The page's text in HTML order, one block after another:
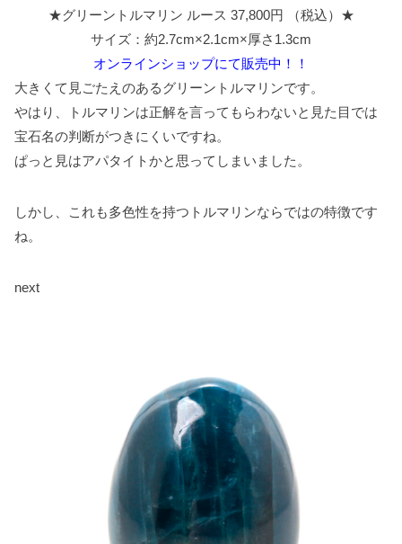
★グリーントルマリン ルース 37,800円 （税込）★
サイズ：約2.7cm×2.1cm×厚さ1.3cm
オンラインショップにて販売中！！
大きくて見ごたえのあるグリーントルマリンです。
やはり、トルマリンは正解を言ってもらわないと見た目では
宝石名の判断がつきにくいですね。
ぱっと見はアパタイトかと思ってしまいました。
しかし、これも多色性を持つトルマリンならではの特徴です
ね。
next